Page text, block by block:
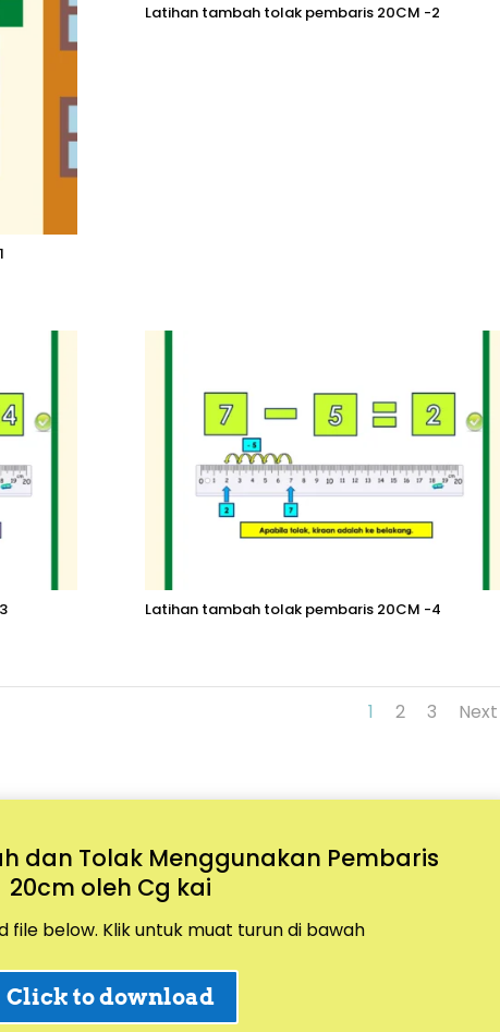
Latihan tambah tolak pembaris 20CM -2
Latihan tambah tolak pembaris 20CM -4
1 2 3 Next
dan Tolak Menggunakan Pembaris
20cm oleh Cg kai
file below. Klik untuk muat turun di bawah
Click to download